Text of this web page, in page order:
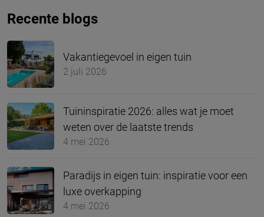
Recente blogs
Vakantiegevoel in eigen tuin
2 juli 2026
Tuininspiratie 2026: alles wat je moet
weten over de laatste trends
4 mei 2026
Paradijs in eigen tuin: inspiratie voor een
luxe overkapping
4 mei 2026